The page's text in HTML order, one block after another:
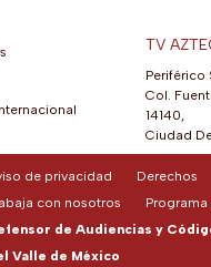
TV
Periférico
Col.
14140,
Ciudad
de privacidad Derechos
con nosotros
de Audiencias y
Valle de México